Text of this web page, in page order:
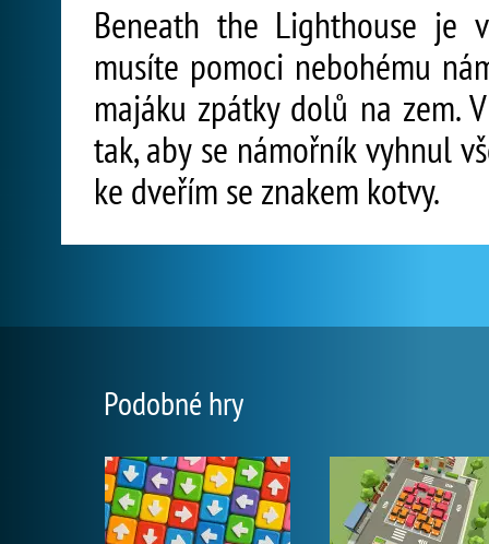
Beneath the Lighthouse je
musíte pomoci nebohému
majáku zpátky dolů na zem.
tak, aby se námořník vyhnul
ke dveřím se znakem kotvy.
Podobné hry